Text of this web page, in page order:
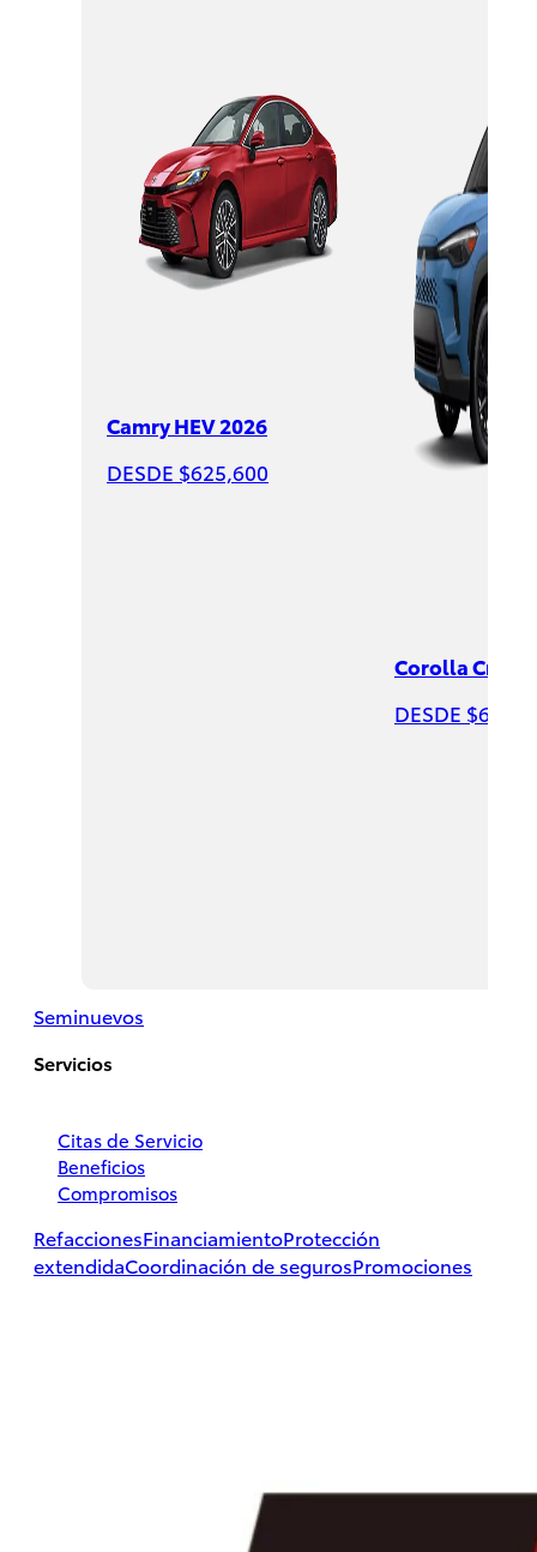
Sienna
HEV
2026
DESDE
$1,007,600
2026
DESDE
Camry HEV 2026
DESDE $625,600
Corolla Cross
DESDE
Seminuevos
Servicios
Citas de Servicio
Beneficios
Compromisos
RefaccionesFinanciamientoProtección
extendidaCoordinación de segurosPromociones